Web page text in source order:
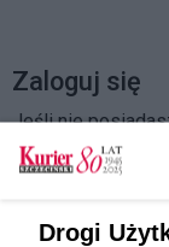
Zaloguj się
Jeśli nie
Drogi